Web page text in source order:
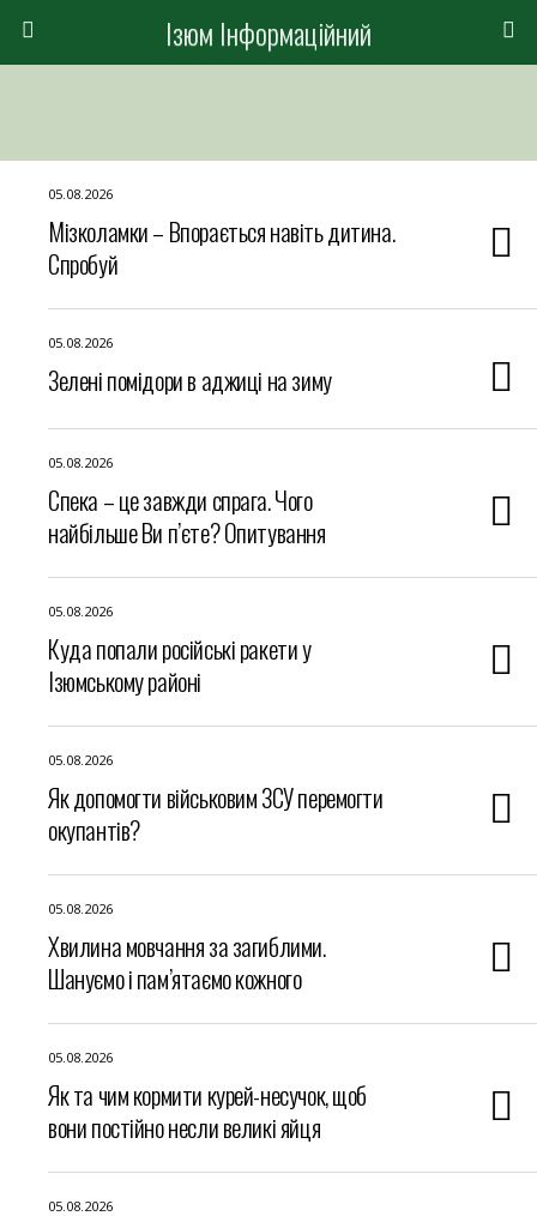
Ізюм Інформаційний
05.08.2026
Мізколамки – Впорається навіть дитина.
Спробуй
05.08.2026
Зелені помідори в аджиці на зиму
05.08.2026
Спека – це завжди спрага. Чого
найбільше Ви п’єте? Опитування
05.08.2026
Куда попали російські ракети у
Ізюмському районі
05.08.2026
Як допомогти військовим ЗСУ перемогти
окупантів?
05.08.2026
Хвилина мовчання за загиблими.
Шануємо і пам’ятаємо кожного
05.08.2026
Як та чим кормити курей-несучок, щоб
вони постійно несли великі яйця
05.08.2026